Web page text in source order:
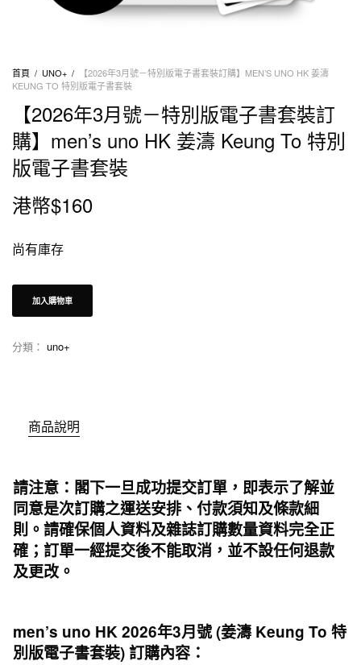
首頁 / UNO+ /
【2026年3月號－特別版電子書套裝訂購】MEN’S UNO HK 姜濤
KEUNG TO 特別版電子書套裝
【2026年3月號－特別版電子書套裝訂
購】men’s uno HK 姜濤 Keung To 特別
版電子書套裝
港幣$160
尚有庫存
加入購物車
分類： uno+
商品說明
請注意：閣下一旦成功提交訂單，即表示了解並
同意是次訂購之運送安排、付款須知及條款細
則。請確保個人資料及雜誌訂購數量資料完全正
確；訂單一經提交後不能取消，並不設任何退款
及更改。
men’s uno HK 2026年3月號 (姜濤 Keung To 特
別版電子書套裝) 訂購內容：